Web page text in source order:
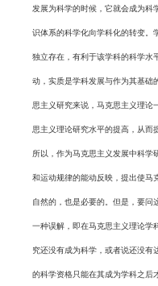
发展为科学的时候，它就会成为科
识体系的科学化向学科化的转变。
独立存在，有利于该学科的科学水
动，实质是学科发展与作为其基础
思主义研究来说，马克思主义理论
思主义理论研究水平的提高，从而
所以，作为马克思主义发展中科学
和运动规律的能动反映，提出使马
自然的，也是必要的。但是，要问
一种误解，即在马克思主义理论学
究还没有成为科学，或者说还没有
的科学资格只能在其成为学科之后